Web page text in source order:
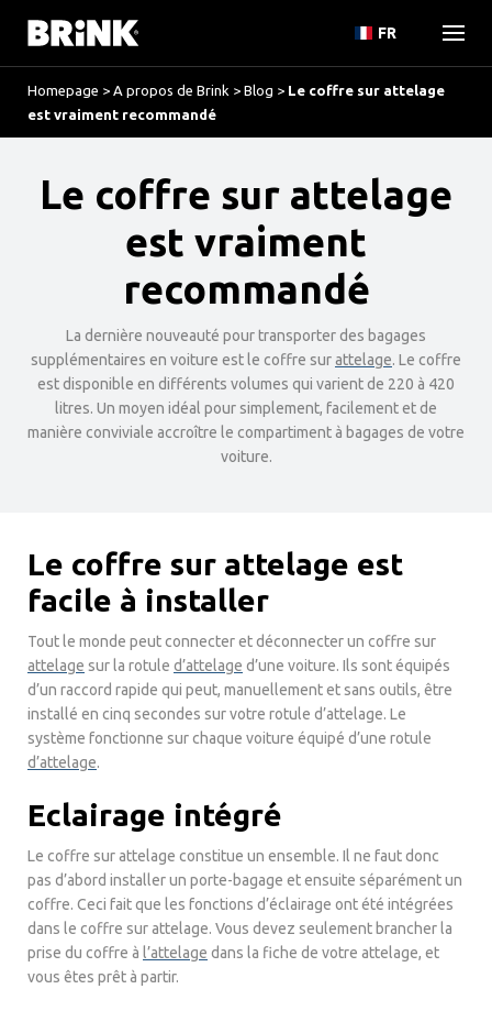
FR
Homepage > A propos de Brink > Blog > Le coffre sur attelage
est vraiment recommandé
Le coffre sur attelage
est vraiment
recommandé
La dernière nouveauté pour transporter des bagages
supplémentaires en voiture est le coffre surattelage. Le coffre
est disponible en différents volumes qui varient de 220 à 420
litres. Un moyen idéal pour simplement, facilement et de
manière conviviale accroître le compartiment à bagages de votre
voiture.
Le coffre sur attelage est
facile à installer
Tout le monde peut connecter et déconnecter un coffre sur
attelage sur la rotule d’attelage d’une voiture. Ils sont équipés
d’un raccord rapide qui peut, manuellement et sans outils, être
installé en cinq secondes sur votre rotule d’attelage. Le
système fonctionne sur chaque voiture équipé d’une rotule
d’attelage.
Eclairage intégré
Le coffre sur attelage constitue un ensemble. Il ne faut donc
pas d’abord installer un porte-bagage et ensuite séparément un
coffre. Ceci fait que les fonctions d’éclairage ont été intégrées
dans le coffre sur attelage. Vous devez seulement brancher la
prise du coffre à l’attelage dans la fiche de votre attelage, et
vous êtes prêt à partir.